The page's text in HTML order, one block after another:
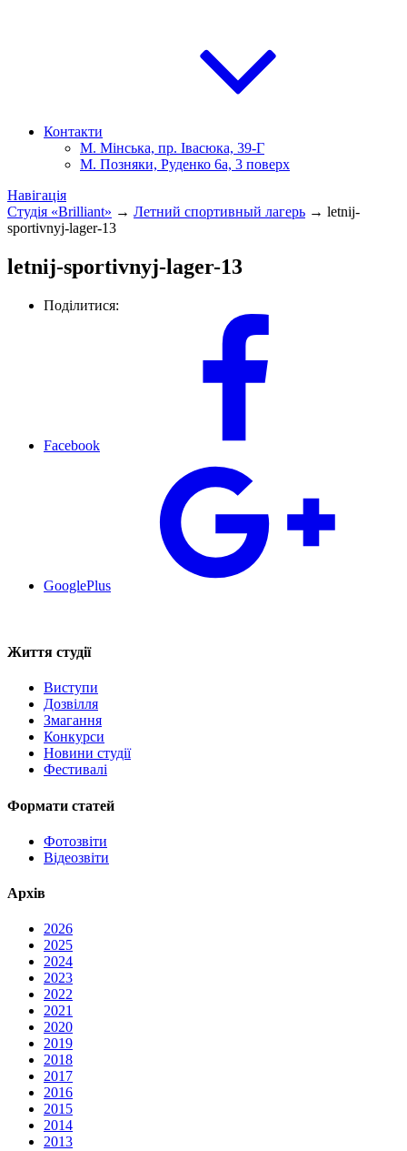
Контакти
М. Мінська, пр. Івасюка, 39-Г
М. Позняки, Руденко 6а, 3 поверх
Навігація
Студія «Brilliant» → Летний спортивный лагерь → letnij-
sportivnyj-lager-13
letnij-sportivnyj-lager-13
Поділитися:
Facebook
GooglePlus
Життя студії
Виступи
Дозвілля
Змагання
Конкурси
Новини студії
Фестивалі
Формати статей
Фотозвіти
Відеозвіти
Архів
2026
2025
2024
2023
2022
2021
2020
2019
2018
2017
2016
2015
2014
2013